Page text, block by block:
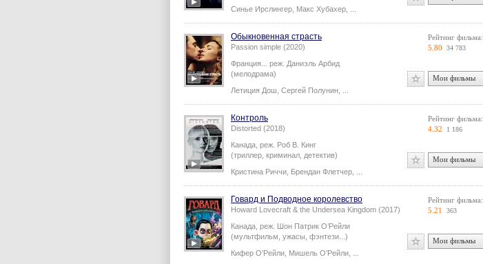
Синье Ирслингер Макс Хубахер
Обыкновенная страсть
Passion simple (2020)
Франция... реж. Даниэль Арбид
(мелодрама)
Летиция Дош Сергей Полунин
Рейтинг фильма:
5.80 34 783
Мои фильмы
Контроль
Distorted (2018)
Канада, реж. Роб В. Кинг
(триллер, криминал, детектив)
Кристина Риччи Брендан Флетчер
Рейтинг фильма:
4.32
1 186
Мои фильмы
Говард и Подводное королевство
Howard Lovecraft & the Undersea Kingdom (2017)
Канада, реж. Шон Патрик О’Рейли
(мультфильм, ужасы, фэнтези...)
Кифер О’Рейли Мишель О’Рейли
Рейтинг фильма:
5.21 363
Мои фильмы